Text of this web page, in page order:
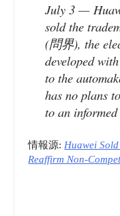
July 3 —
sold the
(問界), the
developed
to the
has no plans
to an informed
情報源: Huawei
Reaffirm Non-